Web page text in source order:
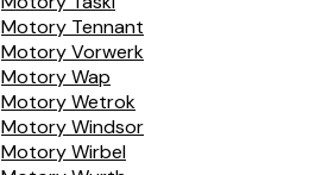
Motory Tennant
Motory Vorwerk
Motory Wap
Motory Wetrok
Motory Windsor
Motory Wirbel